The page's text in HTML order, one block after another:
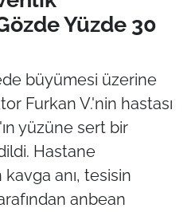
Yüzde 30
büyümesi üzerine
Furkan V.'nin hastası
yüzüne sert bir
Hastane
anı, tesisin
anbean